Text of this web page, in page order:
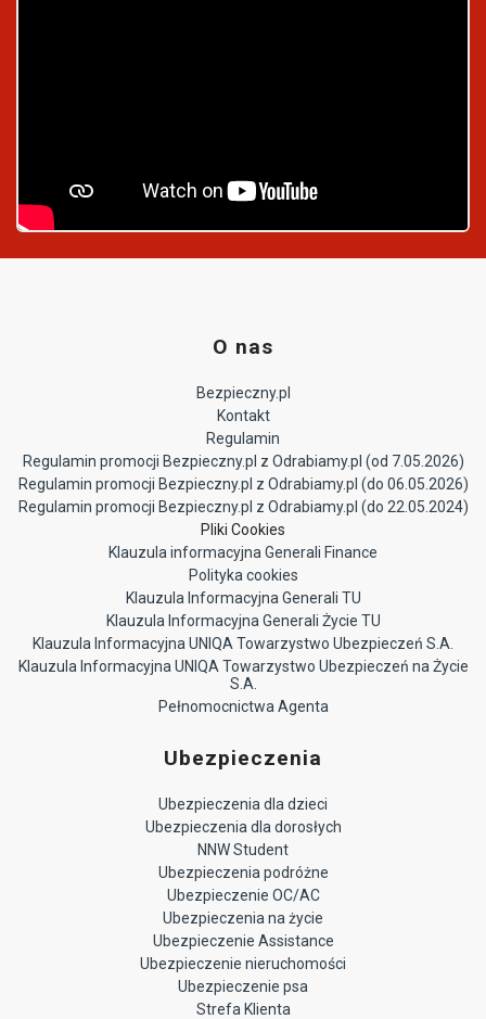
O nas
Bezpieczny.pl
Kontakt
Regulamin
Regulamin promocji Bezpieczny.pl z Odrabiamy.pl (od 7.05.2026)
Regulamin promocji Bezpieczny.pl z Odrabiamy.pl (do 06.05.2026)
Regulamin promocji Bezpieczny.pl z Odrabiamy.pl (do 22.05.2024)
Pliki Cookies
Klauzula informacyjna Generali Finance
Polityka cookies
Klauzula Informacyjna Generali TU
Klauzula Informacyjna Generali Życie TU
Klauzula Informacyjna UNIQA Towarzystwo Ubezpieczeń S.A.
Klauzula Informacyjna UNIQA Towarzystwo Ubezpieczeń na Życie
S.A.
Pełnomocnictwa Agenta
Ubezpieczenia
Ubezpieczenia dla dzieci
Ubezpieczenia dla dorosłych
NNW Student
Ubezpieczenia podróżne
Ubezpieczenie OC/AC
Ubezpieczenia na życie
Ubezpieczenie Assistance
Ubezpieczenie nieruchomości
Ubezpieczenie psa
Strefa Klienta